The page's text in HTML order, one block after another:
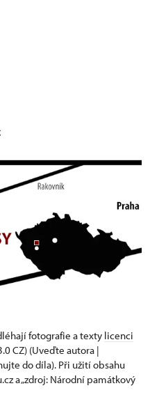
fotografie a texty licenci
CZ) (Uveďte autora |
do díla). Při užití obsahu
a „zdroj: Národní památkový